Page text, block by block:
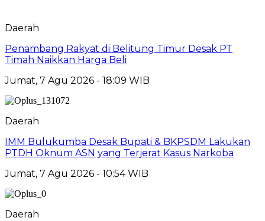
Daerah
Penambang Rakyat di Belitung Timur Desak PT
Timah Naikkan Harga Beli
Jumat, 7 Agu 2026 - 18:09 WIB
Daerah
IMM Bulukumba Desak Bupati & BKPSDM Lakukan
PTDH Oknum ASN yang Terjerat Kasus Narkoba
Jumat, 7 Agu 2026 - 10:54 WIB
Daerah